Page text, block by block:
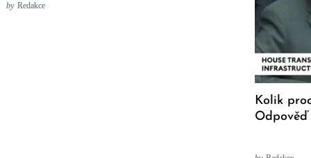
by Redakce
Kolik